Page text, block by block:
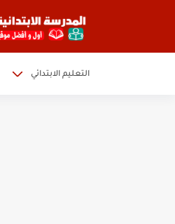
التعليم الابتدائي